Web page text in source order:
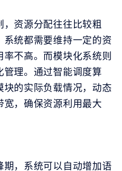
资源分配往往比较粗
统都需要维持一定的资
不高。而模块化系统则
理。通过智能调度算
的实际负载情况，动态
，确保资源利用最大
，系统可以自动增加语